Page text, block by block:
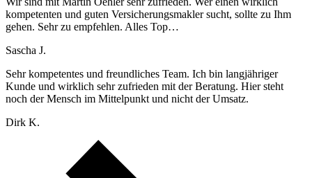
kompetenten und guten Versicherungsmakler sucht, sollte zu Ihm
gehen. Sehr zu empfehlen. Alles Top…
Sascha J.
Sehr kompetentes und freundliches Team. Ich bin langjähriger
Kunde und wirklich sehr zufrieden mit der Beratung. Hier steht
noch der Mensch im Mittelpunkt und nicht der Umsatz.
Dirk K.